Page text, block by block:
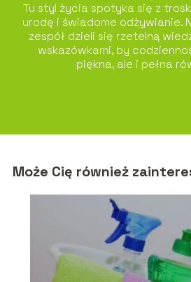
Tu styl życia spotyka się z
urodę i świadome odżywianie.
zespół dzieli się rzetelną
wskazówkami, by
piękna, ale i pełna
Może Cię również